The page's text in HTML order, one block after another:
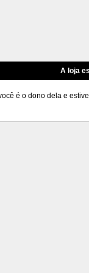
A loja
é o dono dela e